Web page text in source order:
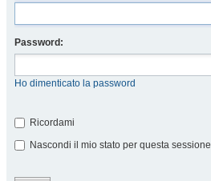
Password:
Ho dimenticato la password
Ricordami
Nascondi il mio stato per questa sessione